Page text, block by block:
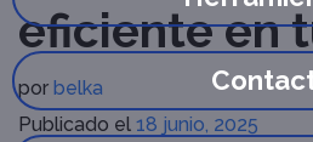
eficiente en
por belka
Publicado el 18 junio, 2025